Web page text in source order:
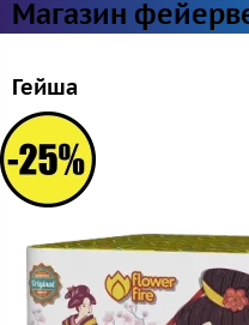
Магазин
Гейша